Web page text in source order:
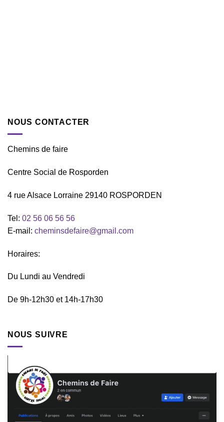
NOUS CONTACTER
Chemins de faire
Centre Social de Rosporden
4 rue Alsace Lorraine 29140 ROSPORDEN
Tel: 02 56 06 56 56
E-mail: cheminsdefaire@gmail.com
Horaires:
Du Lundi au Vendredi
De 9h-12h30 et 14h-17h30
NOUS SUIVRE